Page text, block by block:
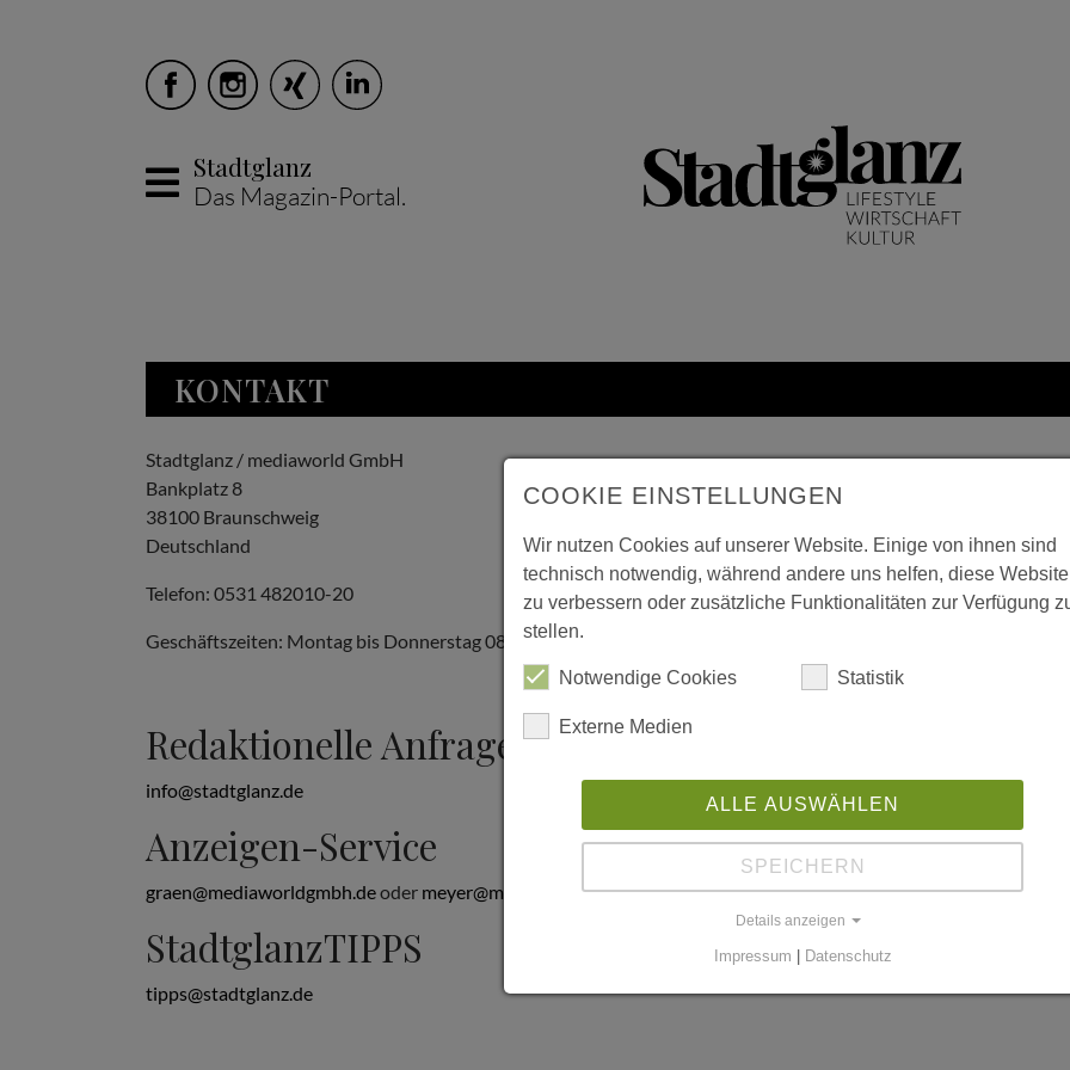
Stadtglanz
Das Magazin-Portal.
KONTAKT
Stadtglanz / mediaworld GmbH
Bankplatz 8
38100 Braunschweig
Deutschland
Telefon: 0531 482010-20
Geschäftszeiten: Montag bis Donnerstag 08:00 bis 18:00; Freitag 08:00 bis 15:00
Redaktionelle Anfragen
info@stadtglanz.de
Anzeigen-Service
graen@mediaworldgmbh.deoder meyer@mediaworldgmbh.de
StadtglanzTIPPS
tipps@stadtglanz.de
COOKIE EINSTELLUNGEN
Wir nutzen Cookies auf unserer Website. Einige von ihnen sind
technisch notwendig, während andere uns helfen, diese Website
zu verbessern oder zusätzliche Funktionalitäten zur Verfügung
stellen.
Notwendige Cookies Statistik
Externe Medien
ALLE AUSWÄHLEN
SPEICHERN
Details anzeigen
Impressum Datenschutz